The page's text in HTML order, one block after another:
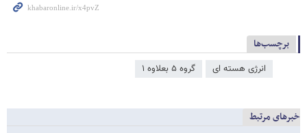
برچسب‌ها
انرژی هسته ای گروه ۵ بعلاوه ۱
خبرهای مرتبط